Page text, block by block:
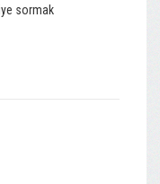
sormak